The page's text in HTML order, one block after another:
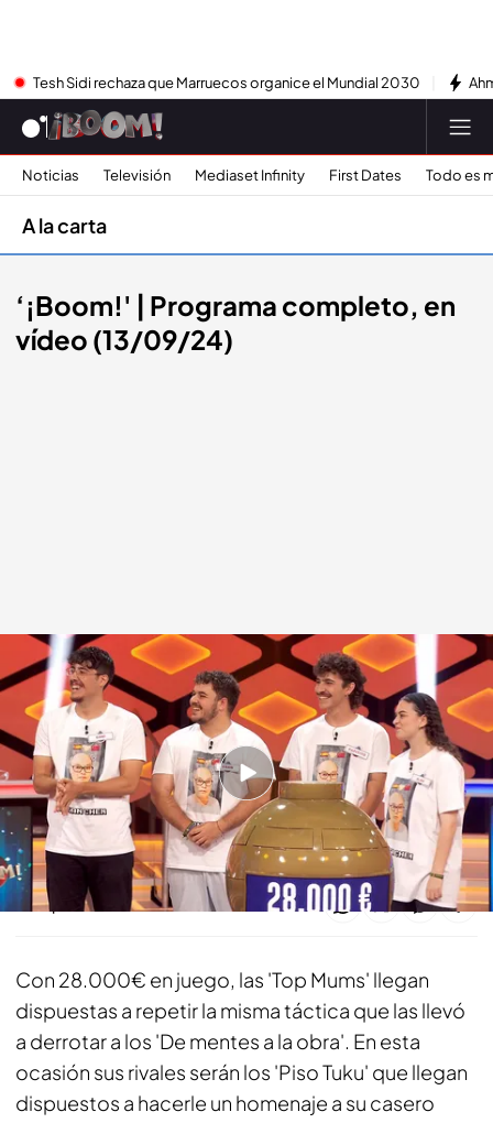
Tesh Sidi rechaza que Marruecos organice el Mundial 2030
Noticias Televisión Mediaset Infinity First Dates Todo es
A la carta
‘¡Boom!' | Programa completo, en
vídeo (13/09/24)
‘¡Boom!' (13/09/24)
¡Boom!
13 SEP 2024 - 20:10h.
Todos los programas de 'Lo sabe, no lo sabe',
completos
Compartir
Con 28.000€ en juego, las 'Top Mums' llegan
dispuestas a repetir la misma táctica que las llevó
a derrotar a los 'De mentes a la obra'. En esta
ocasión sus rivales serán los 'Piso Tuku' que llegan
dispuestos a hacerle un homenaje a su casero